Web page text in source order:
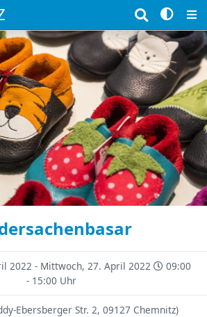
Suchbegriffe
2022 - Mittwoch, 27. April 2022
09:00
- 15:00 Uhr
Ebersberger Str. 2, 09127 Chemnitz)